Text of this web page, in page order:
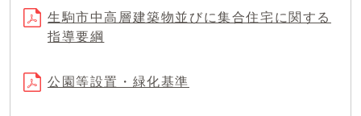
生駒市中高層建築物並びに集合住宅に関する
指導要綱
公園等設置・緑化基準